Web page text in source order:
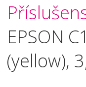
EPSON
(yellow),